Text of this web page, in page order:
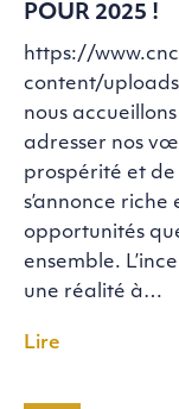
POUR 2025 !
https://
content/
nous
adresser nos
prospérité et de
s’annonce riche
opportunités
ensemble.
une réalité à…
Lire